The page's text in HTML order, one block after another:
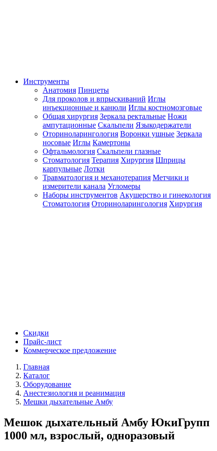
Инструменты
Анатомия Пинцеты
Для проколов и впрыскиваний Иглы
инъекционные и канюли Иглы костномозговые
Общая хирургия Зеркала ректальные Ножи
ампутационные Скальпели Языкодержатели
Оториноларингология Воронки ушные Зеркала
носовые Иглы Камертоны
Офтальмология Скальпели глазные
Стоматология Терапия Хирургия Шприцы
карпульные Лотки
Травматология и механотерапия Метчики и
измерители канала Угломеры
Наборы инструментов Акушерство и гинекология
Стоматология Оториноларингология Хирургия
Скидки
Прайс-лист
Коммерческое предложение
Главная
Каталог
Оборудование
Анестезиология и реанимация
Мешки дыхательные Амбу
Мешок дыхательный Амбу ЮкиГрупп
1000 мл, взрослый, одноразовый